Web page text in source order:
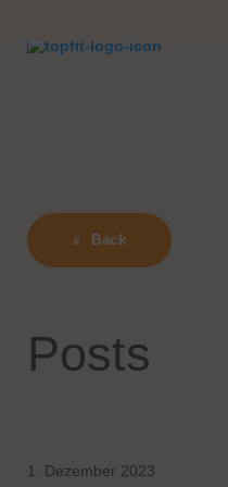
Back
Posts
1. Dezember 2023